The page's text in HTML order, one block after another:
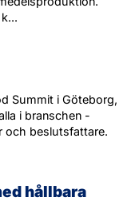
Summit i Göteborg,
i branschen -
och beslutsfattare.
hållbara